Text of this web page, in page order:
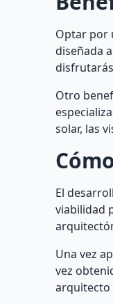
Optar por
diseñada
Otro
solar, las
El
viabilidad
Una vez
vez
arquitecto